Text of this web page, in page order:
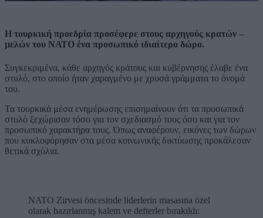
Η τουρκική προεδρία προσέφερε στους αρχηγούς κρατών –
μελών του ΝΑΤΟ ένα προσωπικό ιδιαίτερο δώρο.
Συγκεκριμένα, κάθε αρχηγός κράτους και κυβέρνησης έλαβε ένα
στυλό, στο οποίο ήταν χαραγμένο με χρυσά γράμματα το όνομά
του.
Τα τουρκικά μέσα ενημέρωσης επισημαίνουν ότι τα προσωπικά
στυλό ξεχώρισαν τόσο για τον σχεδιασμό τους όσο και για τον
προσωπικό χαρακτήρα τους. Όπως αναφέρουν, εικόνες των δώρων
που κυκλοφόρησαν στα μέσα κοινωνικής δικτύωσης προκάλεσαν
θετικά σχόλια.
olarak hazırlanmış kalem ve defterler bırakıldı: